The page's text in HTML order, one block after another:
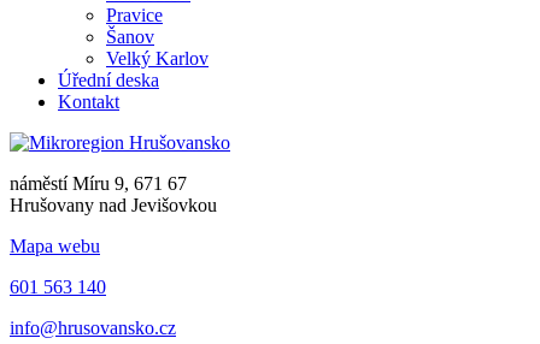
Pravice
Šanov
Velký Karlov
Úřední deska
Kontakt
náměstí Míru 9, 671 67
Hrušovany nad Jevišovkou
Mapa webu
601 563 140
info@hrusovansko.cz